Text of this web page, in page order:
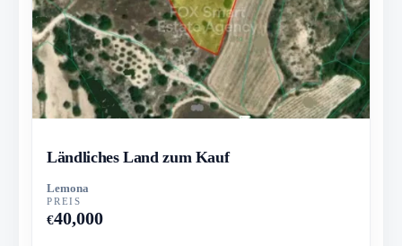
Ländliches Land zum Kauf
Lemona
PREIS
€40,000